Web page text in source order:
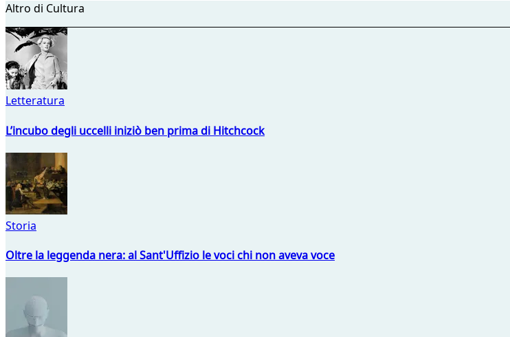
Altro di Cultura
Letteratura
L’incubo degli uccelli iniziò ben prima di Hitchcock
Storia
Oltre la leggenda nera: al Sant'Uffizio le voci chi non aveva voce